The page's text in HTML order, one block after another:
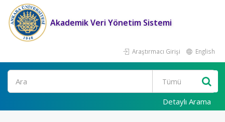
Akademik Veri Yönetim Sistemi
Araştırmacı Girişi English
Ara
Detaylı Arama